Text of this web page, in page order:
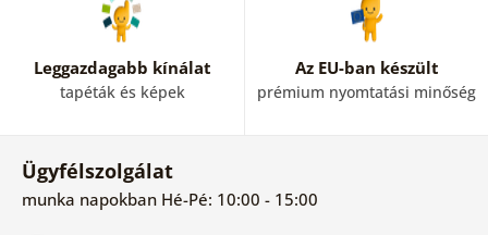
Leggazdagabb kínálat
tapéták és képek
Az EU-ban készült
prémium nyomtatási minőség
Ügyfélszolgálat
munka napokban Hé-Pé: 10:00 - 15:00